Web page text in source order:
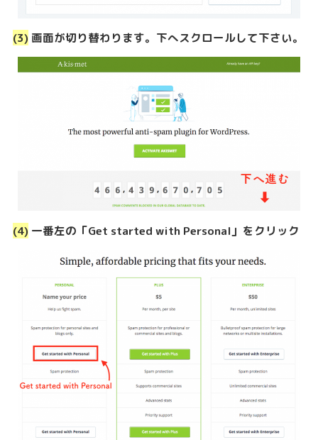
(3) 画面が切り替わります。下へスクロールして下さい。
(4) 一番左の「Get started with Personal」をクリック